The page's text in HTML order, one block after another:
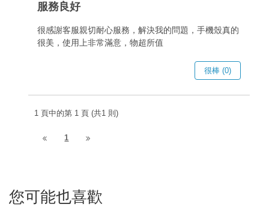
服務良好
很感謝客服親切耐心服務，解決我的問題，手機殼真的
很美，使用上非常滿意，物超所值
很棒 (0)
1 頁中的第 1 頁 (共1 則)
1
您可能也喜歡